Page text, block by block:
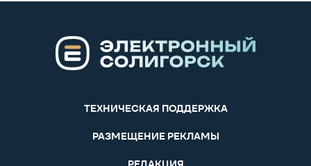
ТЕХНИЧЕСКАЯ ПОДДЕРЖКА
РАЗМЕЩЕНИЕ РЕКЛАМЫ